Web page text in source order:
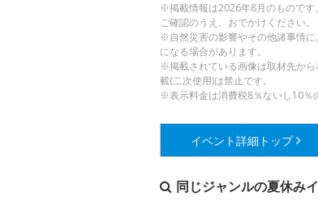
※掲載情報は2026年8月のものです
ご確認のうえ、おでかけください。
※自然災害の影響やその他諸事情
になる場合があります。
※掲載されている画像は取材先か
載(二次使用)は禁止です。
※表示料金は消費税8％ないし10％
イベント詳細 トップ
同じジャンルの夏休み